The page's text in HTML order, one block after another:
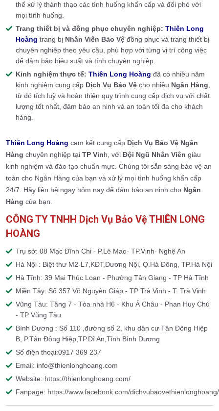
thể xử lý thành thạo các tình huống khẩn cấp và đối phó với
mọi tình huống.
Trang thiết bị và đồng phục chuyên nghiệp: Thiên Long
Hoàng trang bị Nhân Viên Bảo Vệ đồng phục và trang thiết bị
chuyên nghiệp theo yêu cầu, phù hợp với từng vị trí công việc
để đảm bảo hiệu suất và tính chuyên nghiệp.
Kinh nghiệm thực tế: Thiên Long Hoàng đã có nhiều năm
kinh nghiệm cung cấp Dịch Vụ Bảo Vệ cho nhiều Ngân Hàng
từ đó tích luỹ và hoàn thiện quy trình cung cấp dịch vụ với chất
lượng tốt nhất, đảm bảo an ninh và an toàn tối đa cho khách
hàng.
Thiên Long Hoàng cam kết cung cấp Dịch Vụ Bảo Vệ Ngân
Hàng chuyên nghiệp tại TP Vinh, với Đội Ngũ Nhân Viên giàu
kinh nghiệm và đào tạo chuẩn mực. Chúng tôi sẵn sàng bảo vệ an
toàn cho Ngân Hàng của bạn và xử lý mọi tình huống khẩn cấp
24/7. Hãy liên hệ ngay hôm nay để đảm bảo an ninh cho Ngân
Hàng của bạn.
CÔNG TY TNHH Dịch Vụ Bảo Vệ THIÊN LONG
HOÀNG
Trụ sở: 08 Mạc Đĩnh Chi - P.Lê Mao- TP.Vinh- Nghệ An
Hà Nội : Biệt thư M2-L7,KĐT,Dương Nội, Q.Hà Đông, TP.Hà Nội
Hà Tĩnh: 39 Mai Thúc Loan - Phường Tân Giang - TP Hà Tĩnh
Miền Tây: Số 357 Võ Nguyên Giáp - TP Trà Vinh - T. Trà Vinh
Vũng Tàu: Tầng 7 - Tòa nhà H6 - Khu Á Châu - Phan Huy Chú
- TP Vũng Tàu
Bình Dương : Số 110 ,đường số 2, khu dân cư Tân Đông Hiệp
B, P.Tân Đông Hiệp,TP.Dĩ An,Tỉnh Bình Dương
Số điện thoại:0917 369 237
Email: info@thienlonghoang.com
Website: https://thienlonghoang.com/
Fanpage: https://www.facebook.com/dichvubaovethienlonghoang/